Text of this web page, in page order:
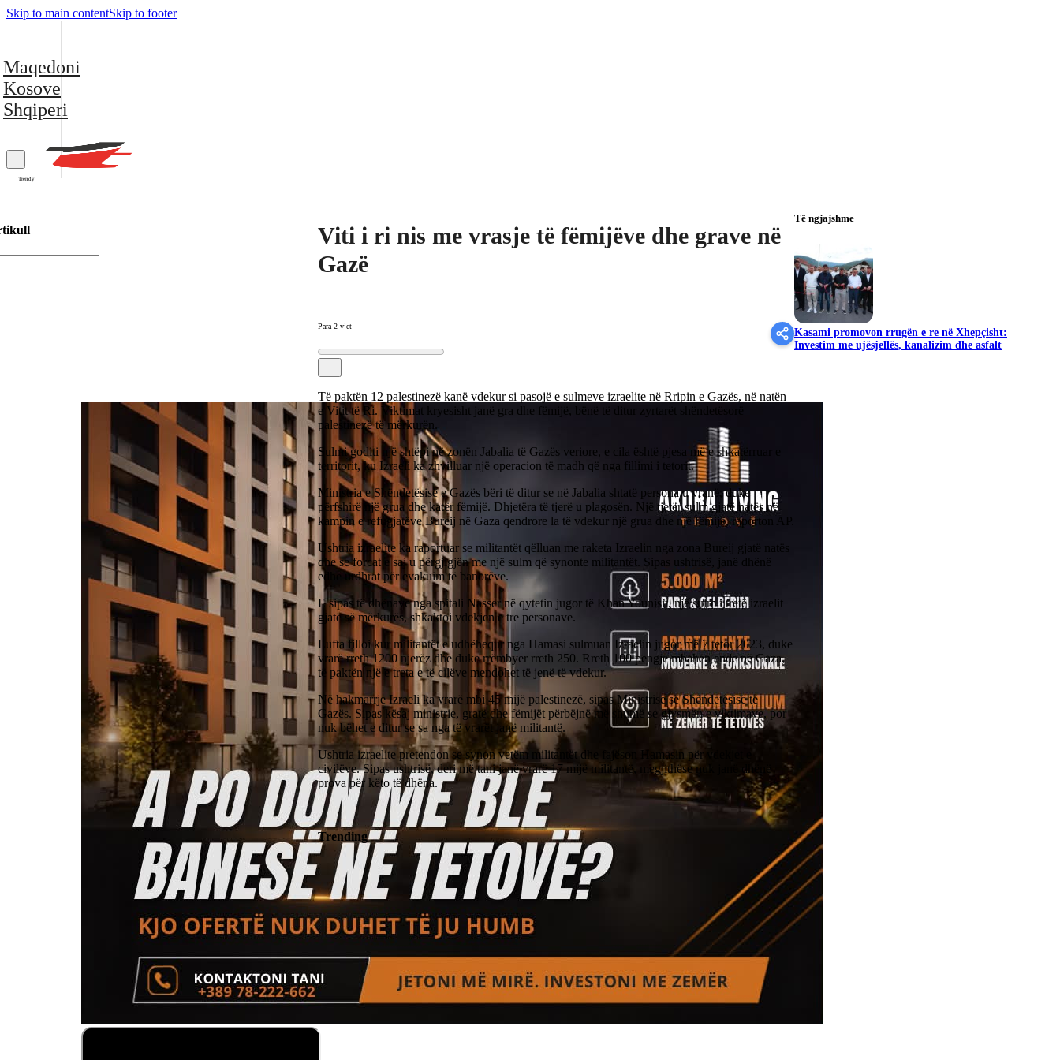
Skip to main contentSkip to footer
Maqedoni
Kosove
Shqiperi
Trendy
Viti i ri nis me vrasje të fëmijëve dhe grave në
Gazë
Para 2 vjet
Të paktën 12 palestinezë kanë vdekur si pasojë e sulmeve izraelite në Rripin e Gazës, në natën
e Vitit të Ri. Viktimat kryesisht janë gra dhe fëmijë, bënë të ditur zyrtarët shëndetësorë
palestinezë të mërkurën.
Sulmi goditi një shtëpi në zonën Jabalia të Gazës veriore, e cila është pjesa më e shkatërruar e
territorit, ku Izraeli ka zhvilluar një operacion të madh që nga fillimi i tetorit.
Ministria e Shëndetësisë e Gazës bëri të ditur se në Jabalia shtatë persona u vranë, duke
përfshirë një grua dhe katër fëmijë. Dhjetëra të tjerë u plagosën. Një tjetër sulm gjatë natës në
kampin e refugjatëve Bureij në Gaza qendrore la të vdekur një grua dhe një fëmijë, raporton AP.
Ushtria izraelite ka raportuar se militantët qëlluan me raketa Izraelin nga zona Bureij gjatë natës
dhe se forcat e saj u përgjigjën me një sulm që synonte militantët. Sipas ushtrisë, janë dhënë
edhe urdhrat për evakuim të banorëve.
E sipas të dhënave nga spitali Nasser në qytetin jugor të Khan Younisit, një sulm i tretë izraelit
gjatë së mërkurës, shkaktoi vdekjen e tre personave.
Lufta filloi kur militantët e udhëhequr nga Hamasi sulmuan Izraelin jugor më 7 tetor 2023, duke
vrarë rreth 1200 njerëz dhe duke rrëmbyer rreth 250. Rreth 100 pengje mbahen ende në Gaza,
të paktën një e treta e të cilëve mendohet të jenë të vdekur.
Në hakmarrje Izraeli ka vrarë mbi 45 mijë palestinezë, sipas Ministrisë së Shëndetësisë të
Gazës. Sipas kësaj ministrie, gratë dhe fëmijët përbëjnë më shumë se gjysmën e viktimave, por
nuk bëhet e ditur se sa nga të vrarët janë militantë.
Ushtria izraelite pretendon se synon vetëm militantët dhe fajëson Hamasin për vdekjet e
civilëve. Sipas ushtrisë, deri më tani janë vrarë 17 mijë militantë, megjithëse nuk janë dhënë
prova për këto të dhëna.
Trending
Të ngjajshme
Kasami promovon rrugën e re në Xhepçisht:
Investim me ujësjellës, kanalizim dhe asfalt